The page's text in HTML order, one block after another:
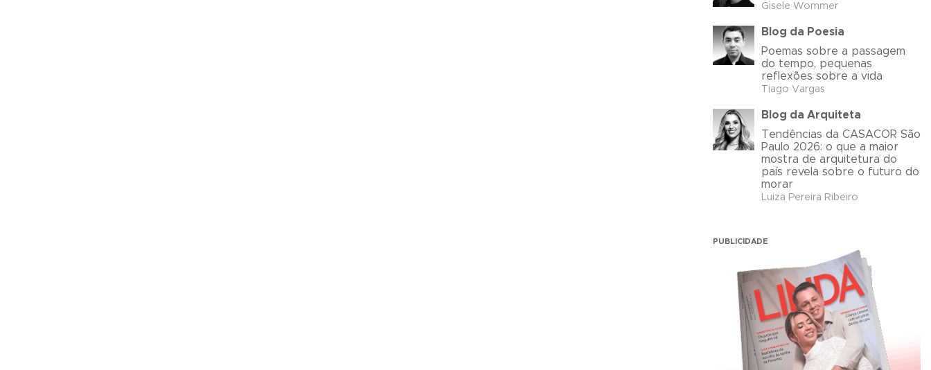
Gisele Wommer
Blog da Poesia
Poemas sobre a passagem
do tempo, pequenas
reflexões sobre a vida
Tiago Vargas
Blog da Arquiteta
Tendências da CASACOR São
Paulo 2026: o que a maior
mostra de arquitetura do
país revela sobre o futuro do
morar
Luiza Pereira Ribeiro
PUBLICIDADE